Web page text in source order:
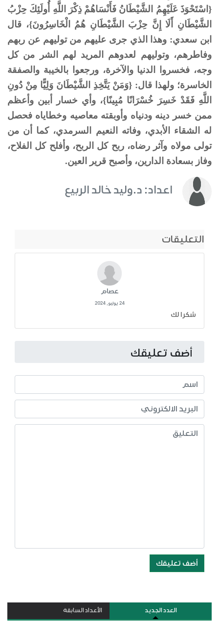
{اسْتَحْوَذَ عَلَيْهِمُ الشَّيْطَانُ فَأَنْسَاهُمْ ذِكْرَ اللَّهِ أُولَئِكَ حِزْبُ
الشَّيْطَانِ أَلَا إِنَّ حِزْبَ الشَّيْطَانِ هُمُ الْخَاسِرُونَ}، قال
ابن سعدي: وهذا الذي جرى عليهم من توليهم عن ربهم
وفاطرهم، وتوليهم لعدوهم المريد لهم الشر من كل
وجه، فخسروا الدنيا والآخرة، ورجعوا بالخيبة والصفقة
الخاسرة؛ ولهذا قال: {وَمَنْ يَتَّخِذِ الشَّيْطَانَ وَلِيًّا مِنْ دُونِ
اللَّهِ فَقَدْ خَسِرَ خُسْرَانًا مُبِينًا}، وأي خسار أبين وأعظم
ممن خسر دينه ودنياه وأوبقته معاصيه وخطاياه فحصل
له الشقاء الأبدي، وفاته النعيم السرمدي، كما أن من
تولى مولاه وآثر رضاه، ربح كل الربح، وأفلح كل الفلاح،
وفاز بسعادة الدارين، وأصبح قرير العين.
اعداد: د.وليد خالد الربيع
التعليقات
عصام
24 يوليو, 2024
شكرا لك
أضف تعليقك
أضف تعليقك
العدد الجديد الأعداد السابقة